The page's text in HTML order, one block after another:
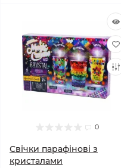
0
Свічки парафінові з
кристалами